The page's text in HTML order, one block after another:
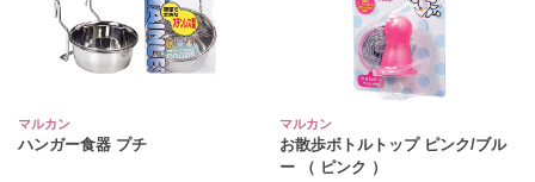
マルカン
ハンガー食器 プチ
マルカン
お散歩ボトルトップ ピンク/ブル
ー （ ピンク ）